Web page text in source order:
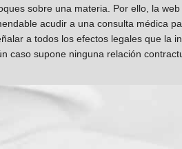
sobre una materia. Por ello, la
acudir a una consulta médica
a todos los efectos legales que la
caso supone ninguna relación